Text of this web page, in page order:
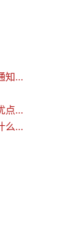
北京市公证保证书、承诺书、声明书的通知说明
经公证并赋予强制执行效力债权文书的优点及范围
申办《复印本与原本相符》公证须提供什么证件